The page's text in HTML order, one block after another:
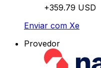
+359.79 USD
Enviar com Xe
Provedor